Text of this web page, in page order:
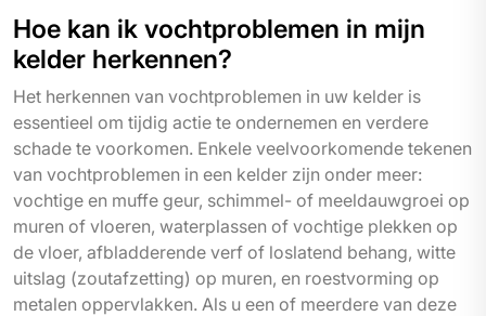
Hoe kan ik vochtproblemen in mijn
kelder herkennen?
Het herkennen van vochtproblemen in uw kelder is
essentieel om tijdig actie te ondernemen en verdere
schade te voorkomen. Enkele veelvoorkomende tekenen
van vochtproblemen in een kelder zijn onder meer:
vochtige en muffe geur, schimmel- of meeldauwgroei op
muren of vloeren, waterplassen of vochtige plekken op
de vloer, afbladderende verf of loslatend behang, witte
uitslag (zoutafzetting) op muren, en roestvorming op
metalen oppervlakken. Als u een of meerdere van deze